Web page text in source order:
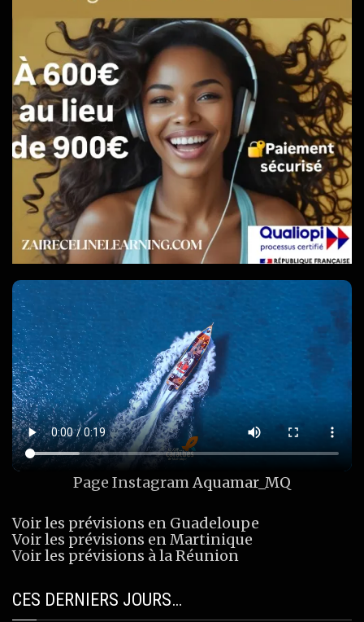
Page InstagramAquamar_MQ
Voir les prévisions en Guadeloupe
Voir les prévisions en Martinique
Voir les prévisions à la Réunion
CES DERNIERS JOURS…